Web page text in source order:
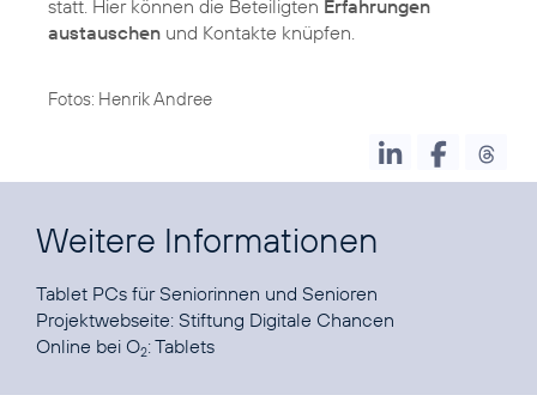
statt. Hier können die Beteiligten Erfahrungen
austauschen und Kontakte knüpfen.
Fotos: Henrik Andree
Weitere Informationen
Tablet PCs für Seniorinnen und Senioren
Projektwebseite: Stiftung Digitale Chancen
Online bei O2:Tablets